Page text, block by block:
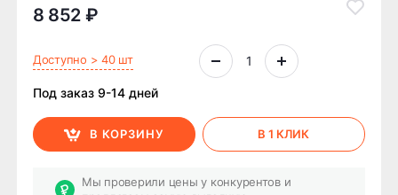
8 852 ₽
Доступно > 40 шт
Под заказ 9-14 дней
В КОРЗИНУ В 1 КЛИК
Мы проверили цены у конкурентов и